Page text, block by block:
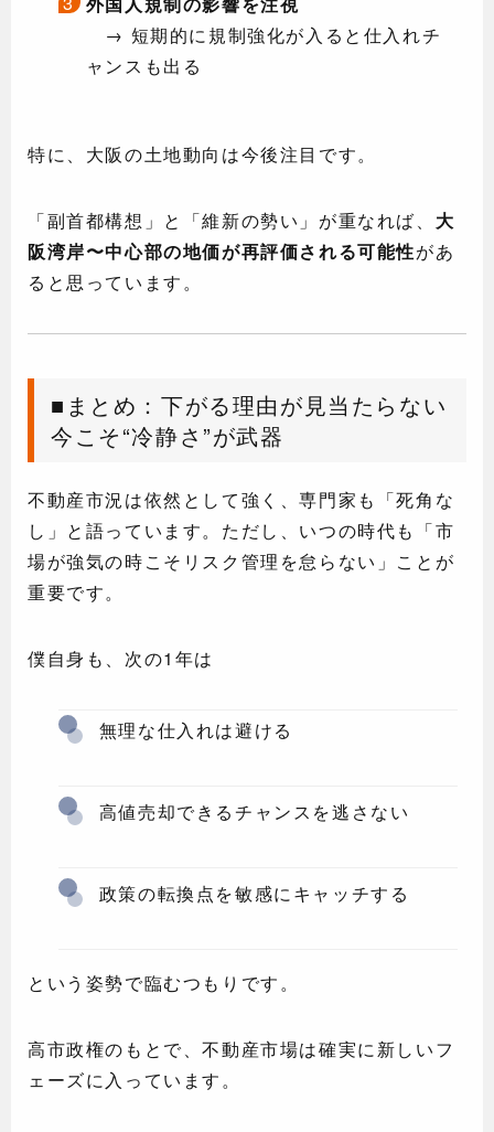
→ 短期的に規制強化が入ると仕入れチ
ャンスも出る
特に、大阪の土地動向は今後注目です。
「副首都構想」と「維新の勢い」が重なれば、 大
阪湾岸〜中心部の地価が再評価される可能性があ
ると思っています。
■まとめ：下がる理由が見当たらない
今こそ“冷静さ”が武器
不動産市況は依然として強く、専門家も「死角な
し」と語っています。ただし、いつの時代も「市
場が強気の時こそリスク管理を怠らない」ことが
重要です。
僕自身も、次の1年は
無理な仕入れは避ける
高値売却できるチャンスを逃さない
政策の転換点を敏感にキャッチする
という姿勢で臨むつもりです。
高市政権のもとで、不動産市場は確実に新しいフ
ェーズに入っています。